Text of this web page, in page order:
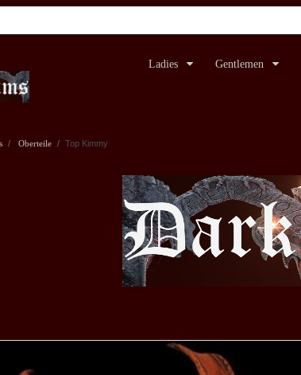
Ladies Gentlemen
Oberteile Top Kimmy